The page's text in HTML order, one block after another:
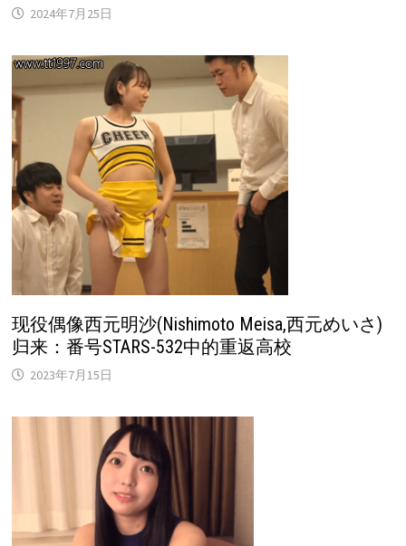
2024年7月25日
现役偶像西元明沙(Nishimoto Meisa,西元めいさ)
归来：番号STARS-532中的重返高校
2023年7月15日